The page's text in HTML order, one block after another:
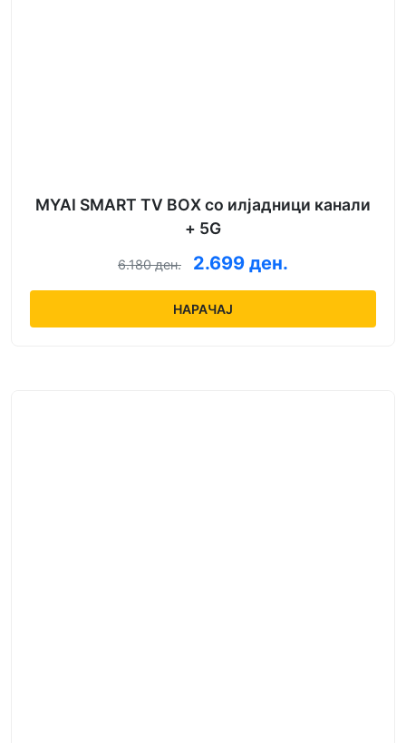
MYAI SMART TV BOX со илјадници канали
+ 5G
6.180 ден. 2.699 ден.
НАРАЧАЈ